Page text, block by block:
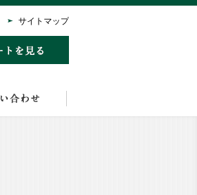
サイトマップ